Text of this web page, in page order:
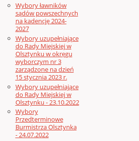
Wybory ławników
sądów powszechnych
na kadencję 2024-
2027
Wybory uzupełniające
do Rady Miejskiej w
Olsztynku w okręgu
wyborczym nr 3
zarządzone na dzień
15 stycznia 2023 r.
Wybory uzupełniające
do Rady Miejskiej w
Olsztynku - 23.10.2022
Wybory
Przedterminowe
Burmistrza Olsztynka
- 24.07.2022